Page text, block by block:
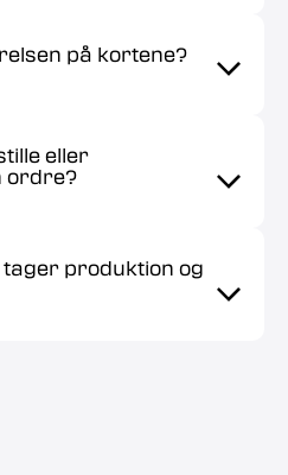
på kortene?
eller
ordre?
produktion og